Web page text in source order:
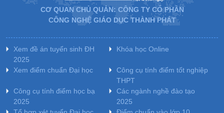
CƠ QUAN CHỦ QUẢN: CÔNG TY CỔ PHẦN
CÔNG NGHỆ GIÁO DỤC THÀNH PHÁT
Xem đề án tuyển sinh ĐH
2025
Khóa học Online
Xem điểm chuẩn Đại học
Công cụ tính điểm tốt nghiệp
THPT
Công cụ tính điểm học bạ
2025
Các ngành nghề đào tạo
2025